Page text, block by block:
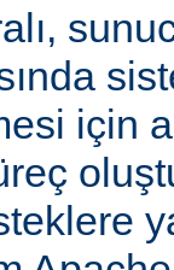
için